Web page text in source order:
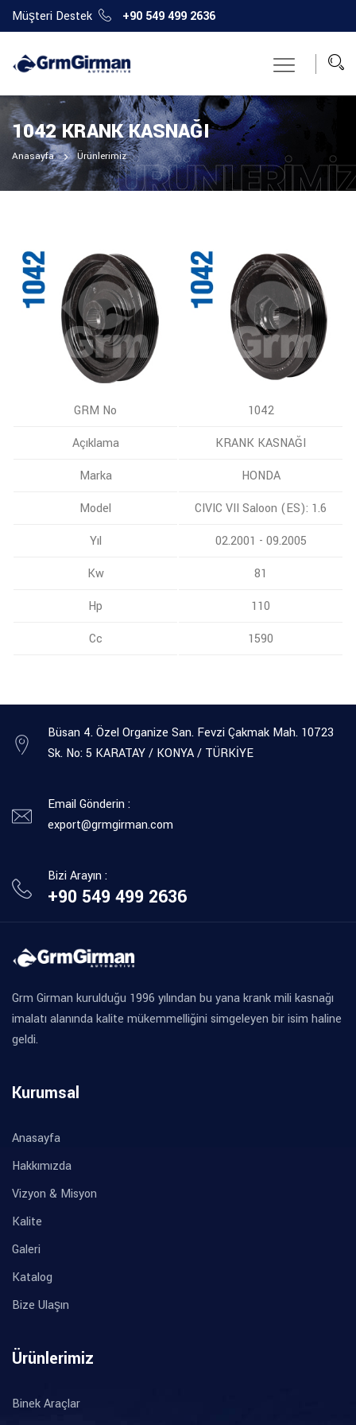
Müşteri Destek +90 549 499 2636
1042 KRANK KASNAĞI
Anasayfa Ürünlerimiz
GRM No
1042
Açıklama
KRANK KASNAĞI
Marka
HONDA
Model
CIVIC VII Saloon (ES): 1.6
Yıl
02.2001 - 09.2005
Kw
81
Hp
110
Cc
1590
Büsan 4. Özel Organize San. Fevzi Çakmak Mah. 10723
Sk. No: 5 KARATAY / KONYA / TÜRKİYE
Email Gönderin :
export@grmgirman.com
Bizi Arayın :
+90 549 499 2636
Grm Girman kurulduğu 1996 yılından bu yana krank mili kasnağı
imalatı alanında kalite mükemmelliğini simgeleyen bir isim haline
geldi.
Kurumsal
Anasayfa
Hakkımızda
Vizyon & Misyon
Kalite
Galeri
Katalog
Bize Ulaşın
Ürünlerimiz
Binek Araçlar